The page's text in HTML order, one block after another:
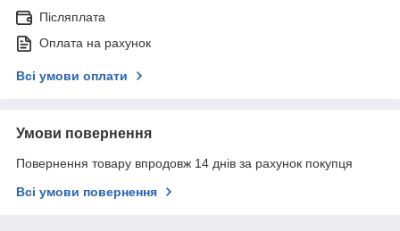
Післяплата
Оплата на рахунок
Всі умови оплати
Умови повернення
Повернення товару впродовж 14 днів за рахунок покупця
Всі умови повернення